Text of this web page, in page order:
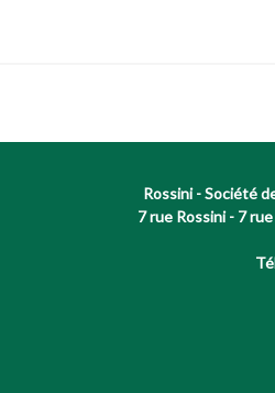
Rossini - Société
7 rue Rossini - 7